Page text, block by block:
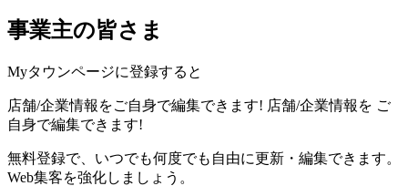
事業主の皆さま
Myタウンページに登録すると
店舗/企業情報をご自身で編集できます! 店舗/企業情報を ご
自身で編集できます!
無料登録で、いつでも何度でも自由に更新・編集できます。
Web集客を強化しましょう。